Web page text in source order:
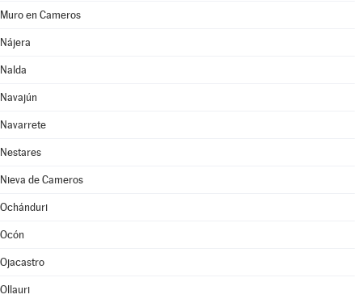
Muro en Cameros
Nájera
Nalda
Navajún
Navarrete
Nestares
Nieva de Cameros
Ochánduri
Ocón
Ojacastro
Ollauri